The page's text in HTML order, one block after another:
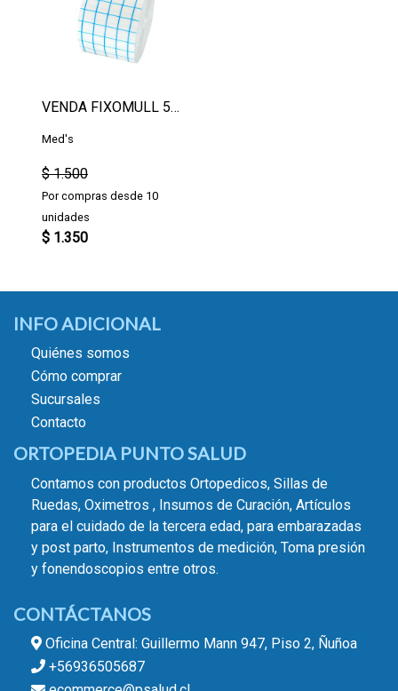
VENDA FIXOMULL 5CM, POR METRO
Med's
$ 1.500
Por compras desde 10
unidades
$ 1.350
INFO ADICIONAL
Quiénes somos
Cómo comprar
Sucursales
Contacto
ORTOPEDIA PUNTO SALUD
Contamos con productos Ortopedicos, Sillas de
Ruedas, Oximetros , Insumos de Curación, Artículos
para el cuidado de la tercera edad, para embarazadas
y post parto, Instrumentos de medición, Toma presión
y fonendoscopios entre otros.
CONTÁCTANOS
Oficina Central: Guillermo Mann 947, Piso 2, Ñuñoa
+56936505687